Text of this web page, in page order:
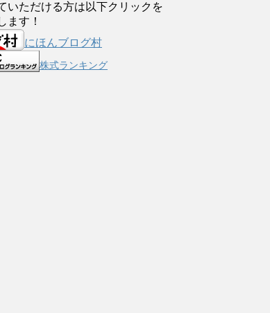
いただける方は以下クリックを
ます！
にほんブログ村
株式ランキング